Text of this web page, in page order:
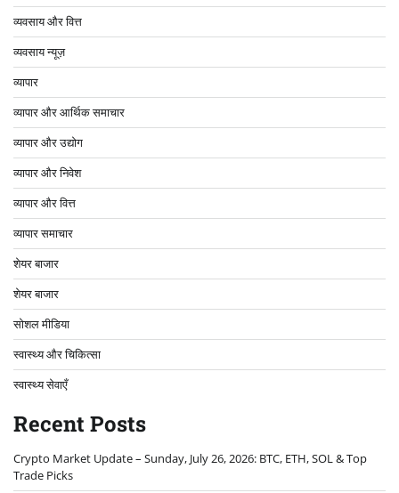
व्यवसाय और वित्त
व्यवसाय न्यूज़
व्यापार
व्यापार और आर्थिक समाचार
व्यापार और उद्योग
व्यापार और निवेश
व्यापार और वित्त
व्यापार समाचार
शेयर बाजार
शेयर बाजार
सोशल मीडिया
स्वास्थ्य और चिकित्सा
स्वास्थ्य सेवाएँ
Recent Posts
Crypto Market Update – Sunday, July 26, 2026: BTC, ETH, SOL & Top
Trade Picks